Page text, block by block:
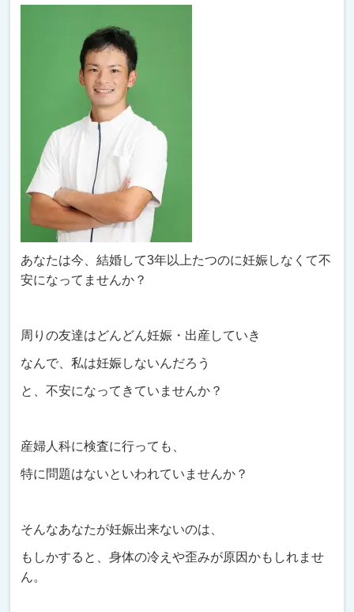
あなたは今、結婚して3年以上たつのに妊娠しなくて不
安になってませんか？
周りの友達はどんどん妊娠・出産していき
なんで、私は妊娠しないんだろう
と、不安になってきていませんか？
産婦人科に検査に行っても、
特に問題はないといわれていませんか？
そんなあなたが妊娠出来ないのは、
もしかすると、身体の冷えや歪みが原因かもしれませ
ん。